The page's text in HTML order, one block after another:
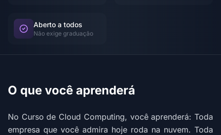
Aberto a todos
Não exige graduação
O que você aprenderá
No Curso de Cloud Computing, você aprenderá: Toda
empresa que você admira hoje roda na nuvem. Toda